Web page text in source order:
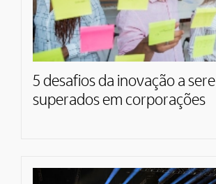
5 desafios da inovação a
superados em corporações